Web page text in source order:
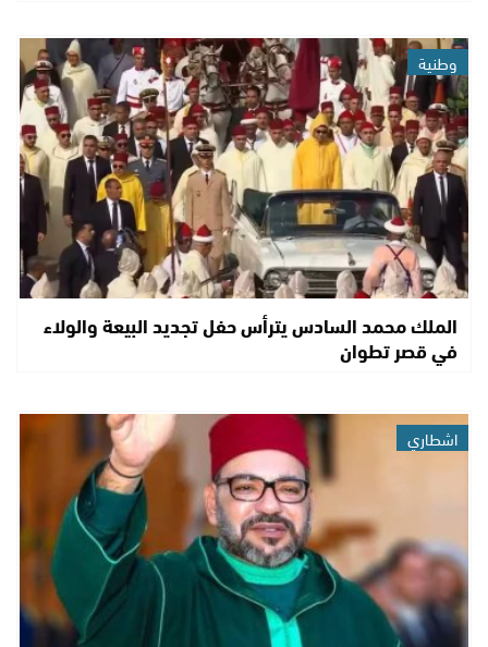
وطنية
الملك محمد السادس يترأس حفل تجديد البيعة والولاء
في قصر تطوان
اشطاري